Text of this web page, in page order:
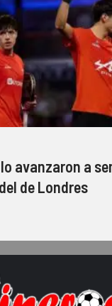
avanzaron a
de Londres